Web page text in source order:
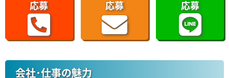
応募
応募
応募
会社･仕事の魅力